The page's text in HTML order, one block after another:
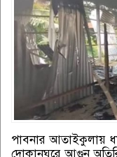
পাবনার আতাইকুলায়
দোকানঘরে আগুন